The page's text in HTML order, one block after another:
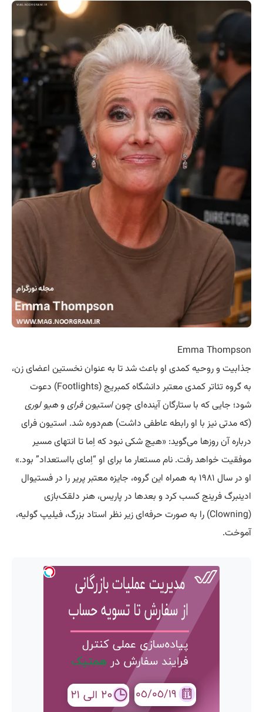
Emma Thompson
جذابیت و روحیه کمدی او باعث شد تا به عنوان نخستین اعضای زن،
به گروه تئاتر کمدی معتبر دانشگاه کمبریج (Footlights) دعوت
شود؛ جایی که با ستارگان آینده‌ای چوناستیون فرایوهیو لوری
(که مدتی نیز با او رابطه عاطفی داشت) هم‌دوره شد. استیون فرای
درباره آن روزها می‌گوید: «هیچ شکی نبود که اِما تا انتهای مسیر
موفقیت خواهد رفت. نام مستعار ما برای او “اِمای بااستعداد” بود.»
او در سال ۱۹۸۱ به همراه این گروه، جایزه معتبر پریر را در فستیوال
ادینبرگ فرینج کسب کرد و بعدها در پاریس، هنر دلقک‌بازی
(Clowning) را به صورت حرفه‌ای زیر نظر استاد بزرگ، فیلیپ گولیه،
آموخت.